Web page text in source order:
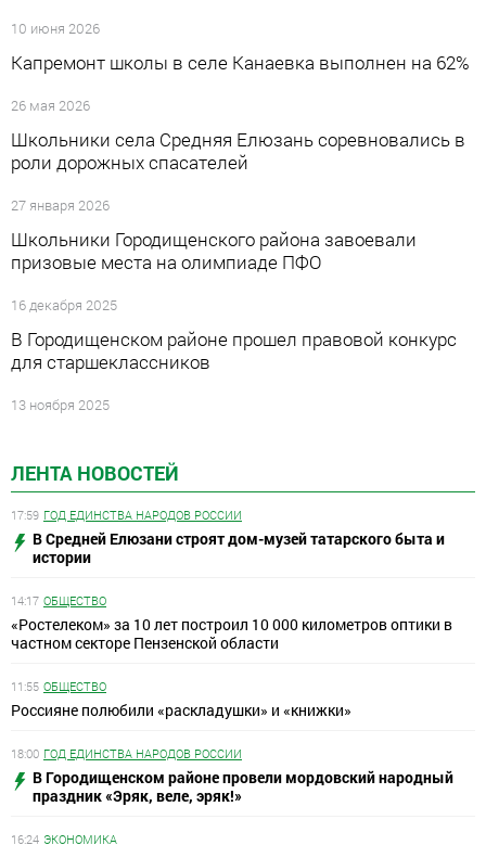
ЛЕНТА НОВОСТЕЙ
17:59 ГОД ЕДИНСТВА НАРОДОВ РОССИИ
В Средней Елюзани строят дом-музей татарского быта и
истории
14:17 ОБЩЕСТВО
«Ростелеком» за 10 лет построил 10 000 километров оптики в
частном секторе Пензенской области
11:55 ОБЩЕСТВО
Россияне полюбили «раскладушки» и «книжки»
18:00 ГОД ЕДИНСТВА НАРОДОВ РОССИИ
В Городищенском районе провели мордовский народный
праздник «Эряк, веле, эряк!»
16:24 ЭКОНОМИКА
10 июня 2026
Капремонт школы в селе Канаевка выполнен на 62%
26 мая 2026
Школьники села Средняя Елюзань соревновались в
роли дорожных спасателей
27 января 2026
Школьники Городищенского района завоевали
призовые места на олимпиаде ПФО
16 декабря 2025
В Городищенском районе прошел правовой конкурс
для старшеклассников
13 ноября 2025